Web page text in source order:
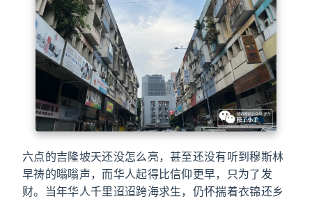
六点的吉隆坡天还没怎么亮，甚至还没有听到穆斯林
早祷的嗡嗡声，而华人起得比信仰更早，只为了发
财。当年华人千里迢迢跨海求生，仍怀揣着衣锦还乡